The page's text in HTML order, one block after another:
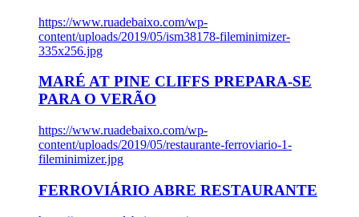
https://www.ruadebaixo.com/wp-
content/uploads/2019/05/ism38178-fileminimizer-
335x256.jpg
MARÉ AT PINE CLIFFS PREPARA-SE
PARA O VERÃO
https://www.ruadebaixo.com/wp-
content/uploads/2019/05/restaurante-ferroviario-1-
fileminimizer.jpg
FERROVIÁRIO ABRE RESTAURANTE